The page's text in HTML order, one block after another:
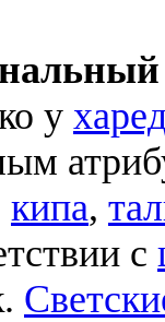
у
кипа,
с